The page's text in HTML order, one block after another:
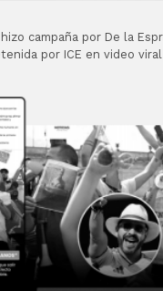
campaña por De la
por ICE en video viral